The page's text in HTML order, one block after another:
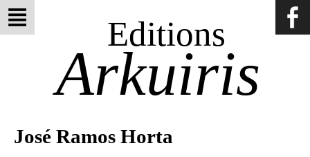
Editions
Arkuiris
José Ramos Horta